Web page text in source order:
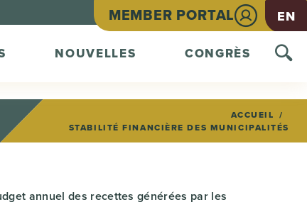
MEMBER PORTAL EN
NOUVELLES CONGRÈS
ACCUEIL
STABILITÉ FINANCIÈRE DES MUNICIPALITÉS
annuel des recettes générées par les